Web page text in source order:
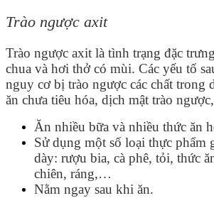
Trào ngược axit
Trào ngược axit là tình trạng đặc
chua và hơi thở có mùi. Các yếu tố
nguy cơ bị trào ngược các chất trong
ăn chưa tiêu hóa, dịch mật trào
Ăn nhiều bữa và nhiều thức ăn
Sử dụng một số loại thực phẩm
dày: rượu bia, cà phê, tỏi, thức
chiên, ráng,…
Nằm ngay sau khi ăn.